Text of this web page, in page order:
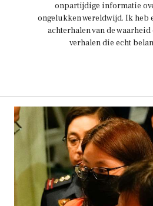
onpartijdige informatie
ongelukken wereldwijd. Ik heb
achterhalen van de waarheid
verhalen die echt